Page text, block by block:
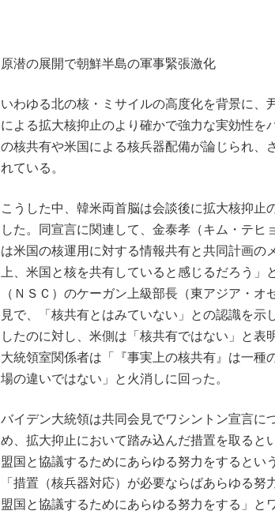
原潜の展開で朝鮮半島の軍事緊張激化
いわゆる北の核・ミサイルの高度化を背景に、
による拡大核抑止のより確かで強力な実効性を
の核共有や米国による核兵器配備が論じられ、
れている。
こうした中、韓米両首脳は会談後に拡大核抑
した。同宣言に関連して、金泰孝（キム・テ
は米国の核運用に対する情報共有と共同計画の
上、米国と核を共有していると感じるだろう
（ＮＳＣ）のケーガン上級部長（東アジア・
見で、「核共有とはみていない」との認識を
したのに対し、米側は「核共有ではない」と表
大統領室関係者は「『事実上の核共有』は一種
場の違いではない」と火消しに回った。
バイデン大統領は共同会見でワシントン宣言に
め、拡大抑止において踏み込んだ措置を取ると
盟国と協議するためにあらゆる努力をするとい
「措置（核兵器対応）が必要ならばあらゆる
盟国と協議するためにあらゆる努力をする」と